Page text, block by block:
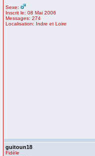
Sexe:
Inscrit le: 08 Mai 2006
Messages: 274
Localisation: Indre et Loire
guitoun18
Fidèle